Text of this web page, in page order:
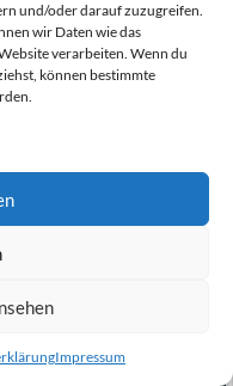
und/oder darauf zuzugreifen.
wir Daten wie das
verarbeiten. Wenn du
können bestimmte
Impressum
6x8m